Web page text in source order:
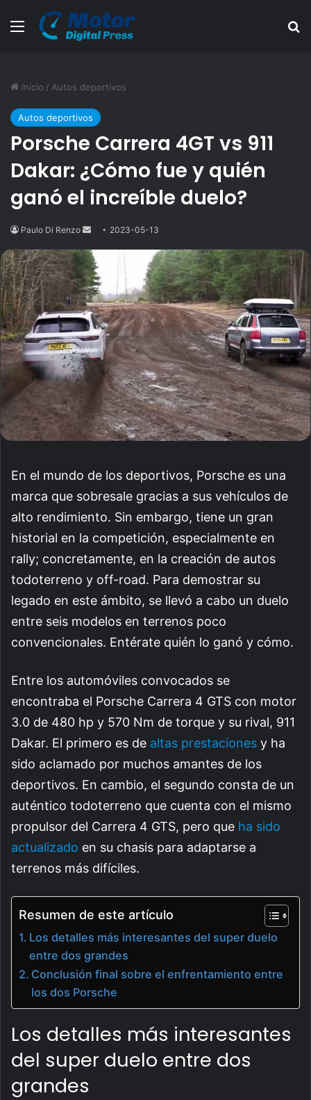
Menú
Inicio / Autos deportivos
Autos deportivos
Porsche Carrera 4GT vs 911
Dakar: ¿Cómo fue y quién
ganó el increíble duelo?
Paulo Di Renzo
Send
email
2023-05-13
En el mundo de los deportivos, Porsche es una
marca que sobresale gracias a sus vehículos de
alto rendimiento. Sin embargo, tiene un gran
historial en la competición, especialmente en
rally; concretamente, en la creación de autos
todoterreno y off-road. Para demostrar su
legado en este ámbito, se llevó a cabo un duelo
entre seis modelos en terrenos poco
convencionales. Entérate quién lo ganó y cómo.
Entre los automóviles convocados se
encontraba el Porsche Carrera 4 GTS con motor
3.0 de 480 hp y 570 Nm de torque y su rival, 911
Dakar. El primero es de altas prestaciones y ha
sido aclamado por muchos amantes de los
deportivos. En cambio, el segundo consta de un
auténtico todoterreno que cuenta con el mismo
propulsor del Carrera 4 GTS, pero que ha sido
actualizado en su chasis para adaptarse a
terrenos más difíciles.
Resumen de este artículo
Los detalles más interesantes del super duelo
entre dos grandes
Conclusión final sobre el enfrentamiento entre
los dos Porsche
Los detalles más interesantes
del super duelo entre dos
grandes